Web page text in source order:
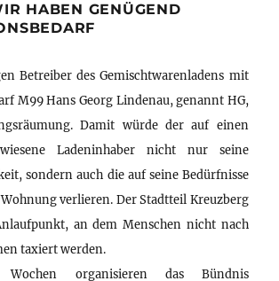
HABEN GENÜGEND
Betreiber des Gemischtwarenladens mit
M99 Hans Georg Lindenau, genannt HG,
Damit würde der auf einen
Ladeninhaber nicht nur seine
sondern auch die auf seine Bedürfnisse
verlieren. Der Stadtteil Kreuzberg
an dem Menschen nicht nach
taxiert werden.
organisieren das Bündnis